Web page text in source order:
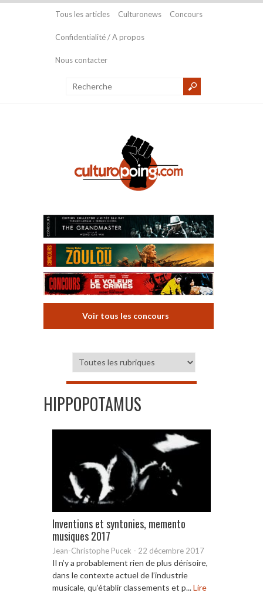
Tous les articles Culturonews Concours
Confidentialité / A propos
Nous contacter
Voir tous les concours
HIPPOPOTAMUS
Inventions et syntonies, memento
musiques 2017
Jean-Christophe Pucek - 22 décembre 2017
Il n’y a probablement rien de plus dérisoire,
dans le contexte actuel de l’industrie
musicale, qu’établir classements et p...Lire